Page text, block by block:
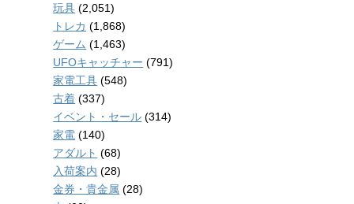
玩具 (2,051)
トレカ (1,868)
ゲーム (1,463)
UFOキャッチャー (791)
家電工具 (548)
古着 (337)
イベント・セール (314)
家電 (140)
アダルト (68)
入荷案内 (28)
金券・貴金属 (28)